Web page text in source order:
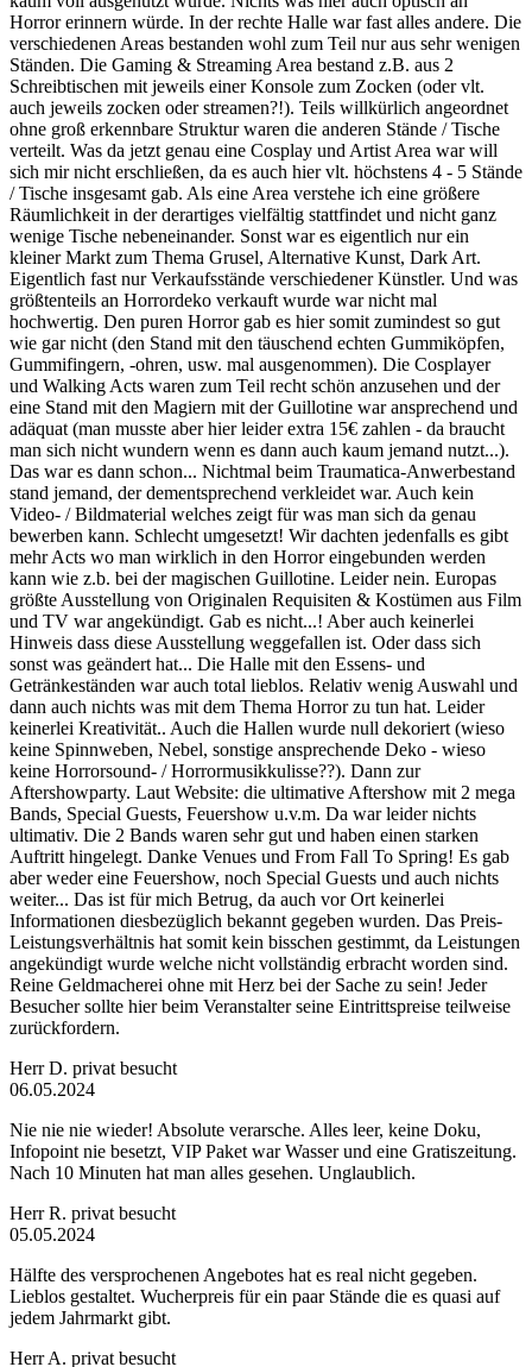
Horror erinnern würde. In der rechte Halle war fast alles andere. Die
verschiedenen Areas bestanden wohl zum Teil nur aus sehr wenigen
Ständen. Die Gaming & Streaming Area bestand z.B. aus 2
Schreibtischen mit jeweils einer Konsole zum Zocken (oder vlt.
auch jeweils zocken oder streamen?!). Teils willkürlich angeordnet
ohne groß erkennbare Struktur waren die anderen Stände / Tische
verteilt. Was da jetzt genau eine Cosplay und Artist Area war will
sich mir nicht erschließen, da es auch hier vlt. höchstens 4 - 5 Stände
/ Tische insgesamt gab. Als eine Area verstehe ich eine größere
Räumlichkeit in der derartiges vielfältig stattfindet und nicht ganz
wenige Tische nebeneinander. Sonst war es eigentlich nur ein
kleiner Markt zum Thema Grusel, Alternative Kunst, Dark Art.
Eigentlich fast nur Verkaufsstände verschiedener Künstler. Und was
größtenteils an Horrordeko verkauft wurde war nicht mal
hochwertig. Den puren Horror gab es hier somit zumindest so gut
wie gar nicht (den Stand mit den täuschend echten Gummiköpfen,
Gummifingern, -ohren, usw. mal ausgenommen). Die Cosplayer
und Walking Acts waren zum Teil recht schön anzusehen und der
eine Stand mit den Magiern mit der Guillotine war ansprechend und
adäquat (man musste aber hier leider extra 15€ zahlen - da braucht
man sich nicht wundern wenn es dann auch kaum jemand nutzt...).
Das war es dann schon... Nichtmal beim Traumatica-Anwerbestand
stand jemand, der dementsprechend verkleidet war. Auch kein
Video- / Bildmaterial welches zeigt für was man sich da genau
bewerben kann. Schlecht umgesetzt! Wir dachten jedenfalls es gibt
mehr Acts wo man wirklich in den Horror eingebunden werden
kann wie z.b. bei der magischen Guillotine. Leider nein. Europas
größte Ausstellung von Originalen Requisiten & Kostümen aus Film
und TV war angekündigt. Gab es nicht...! Aber auch keinerlei
Hinweis dass diese Ausstellung weggefallen ist. Oder dass sich
sonst was geändert hat... Die Halle mit den Essens- und
Getränkeständen war auch total lieblos. Relativ wenig Auswahl und
dann auch nichts was mit dem Thema Horror zu tun hat. Leider
keinerlei Kreativität.. Auch die Hallen wurde null dekoriert (wieso
keine Spinnweben, Nebel, sonstige ansprechende Deko - wieso
keine Horrorsound- / Horrormusikkulisse??). Dann zur
Aftershowparty. Laut Website: die ultimative Aftershow mit 2 mega
Bands, Special Guests, Feuershow u.v.m. Da war leider nichts
ultimativ. Die 2 Bands waren sehr gut und haben einen starken
Auftritt hingelegt. Danke Venues und From Fall To Spring! Es gab
aber weder eine Feuershow, noch Special Guests und auch nichts
weiter... Das ist für mich Betrug, da auch vor Ort keinerlei
Informationen diesbezüglich bekannt gegeben wurden. Das Preis-
Leistungsverhältnis hat somit kein bisschen gestimmt, da Leistungen
angekündigt wurde welche nicht vollständig erbracht worden sind.
Reine Geldmacherei ohne mit Herz bei der Sache zu sein! Jeder
Besucher sollte hier beim Veranstalter seine Eintrittspreise teilweise
zurückfordern.
Herr D. privat besucht
06.05.2024
Nie nie nie wieder! Absolute verarsche. Alles leer, keine Doku,
Infopoint nie besetzt, VIP Paket war Wasser und eine Gratiszeitung.
Nach 10 Minuten hat man alles gesehen. Unglaublich.
Herr R. privat besucht
05.05.2024
Hälfte des versprochenen Angebotes hat es real nicht gegeben.
Lieblos gestaltet. Wucherpreis für ein paar Stände die es quasi auf
jedem Jahrmarkt gibt.
Herr A. privat besucht